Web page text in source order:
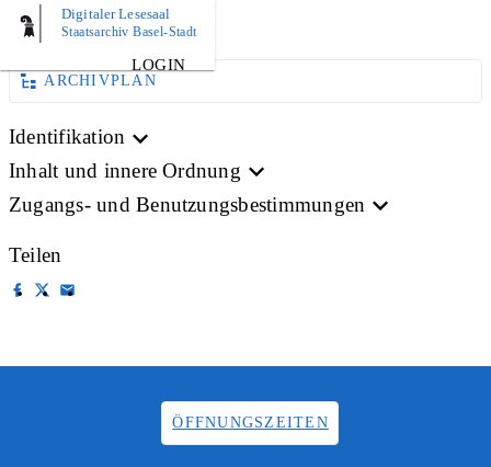
Digitaler Lesesaal
Staatsarchiv Basel-Stadt
LOGIN
BILD
ARCHIVPLAN
Identifikation
Inhalt und innere Ordnung
Zugangs- und Benutzungsbestimmungen
Teilen
ÖFFNUNGSZEITEN